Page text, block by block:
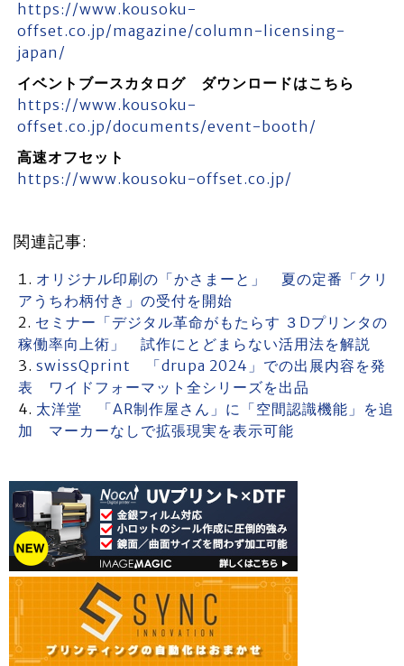
https://www.kousoku-
offset.co.jp/magazine/column-licensing-
japan/
イベントブースカタログ ダウンロードはこちら
https://www.kousoku-
offset.co.jp/documents/event-booth/
高速オフセット
https://www.kousoku-offset.co.jp/
関連記事:
オリジナル印刷の「かさまーと」 夏の定番「クリ
アうちわ柄付き」の受付を開始
セミナー「デジタル革命がもたらす ３Dプリンタの
稼働率向上術」 試作にとどまらない活用法を解説
swissQprint 「drupa 2024」での出展内容を発
表 ワイドフォーマット全シリーズを出品
太洋堂 「AR制作屋さん」に「空間認識機能」を追
加 マーカーなしで拡張現実を表示可能